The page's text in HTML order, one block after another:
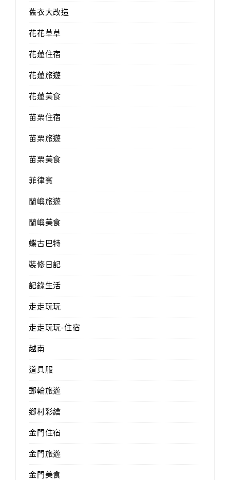
舊衣大改造
花花草草
花蓮住宿
花蓮旅遊
花蓮美食
苗栗住宿
苗栗旅遊
苗栗美食
菲律賓
蘭嶼旅遊
蘭嶼美食
蝶古巴特
裝修日記
記錄生活
走走玩玩
走走玩玩-住宿
越南
道具服
郵輪旅遊
鄉村彩繪
金門住宿
金門旅遊
金門美食